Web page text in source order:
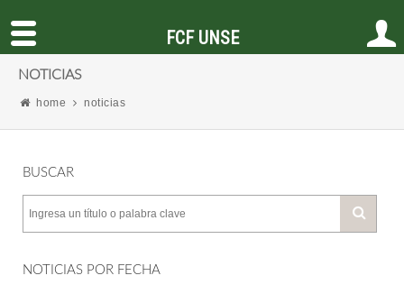
NOTICIAS
home noticias
BUSCAR
NOTICIAS POR FECHA
FCF UNSE